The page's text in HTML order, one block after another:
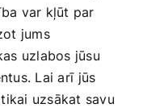
var kļūt par
jums
uzlabos jūsu
Lai arī ⁤jūs
uzsākat savu